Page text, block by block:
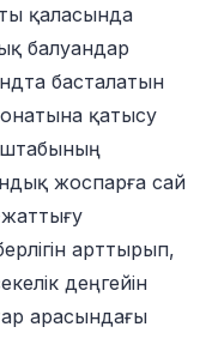
қаласында
балуандар
басталатын
қатысу
жоспарға сай
жаттығу
арттырып,
деңгейін
арасындағы